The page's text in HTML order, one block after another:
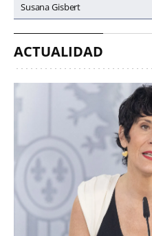
Susana Gisbert
ACTUALIDAD